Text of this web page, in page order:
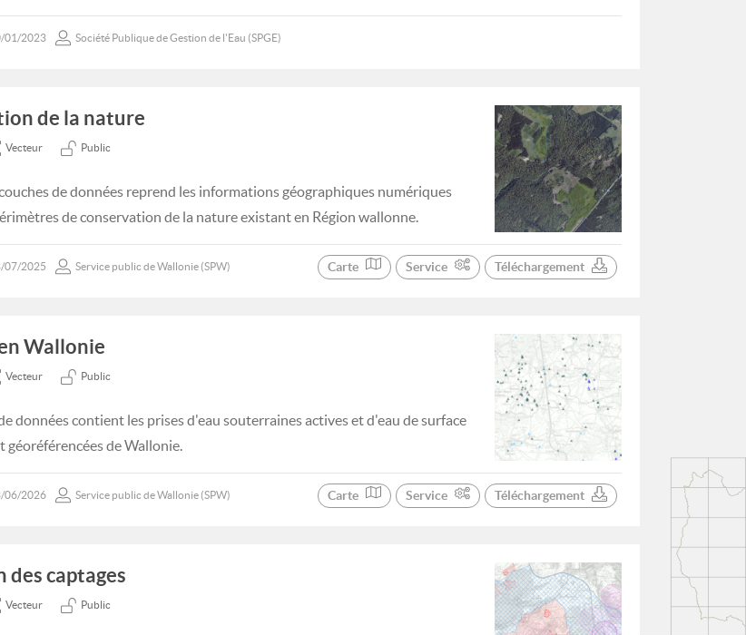
01/2023 Société Publique de Gestion de l'Eau (SPGE)
de la nature
Vecteur Public
de données reprend les informations géographiques numériques
de conservation de la nature existant en Région wallonne.
07/2025 Service public de Wallonie (SPW) Carte Service Téléchargement
Wallonie
Vecteur Public
données contient les prises d'eau souterraines actives et d'eau de surface
géoréférencées de Wallonie.
06/2026 Service public de Wallonie (SPW) Carte Service Téléchargement
captages
Vecteur Public